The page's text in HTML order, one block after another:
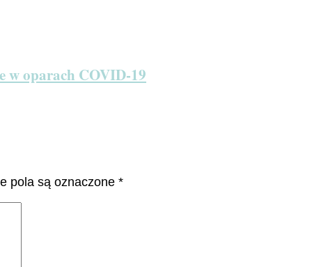
w oparach COVID-19
pola są oznaczone *